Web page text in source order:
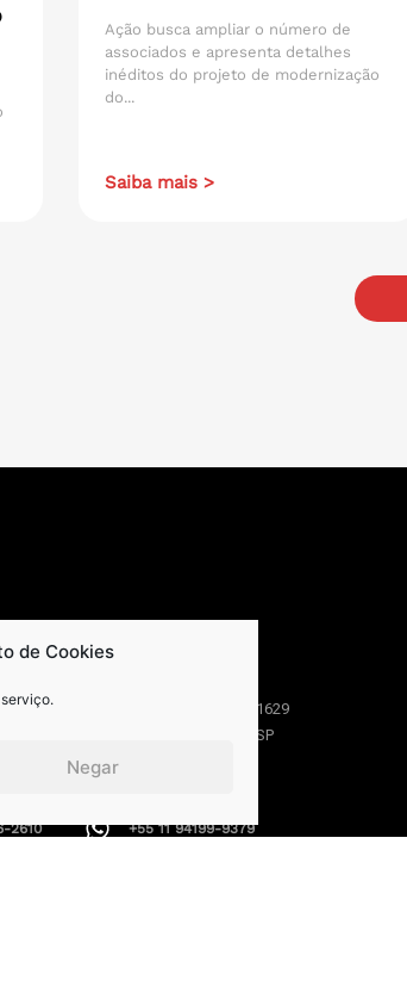
de Cookies
Negar
Ação busca ampliar o número de
associados e apresenta detalhes
inéditos do projeto de modernização
do...
Saiba mais >
2610
São Paulo
Rua Gomes de Carvalho, 1629
Vila Olímpia | São Paulo | SP
CEP: 04547006
+55 11 94199-9379